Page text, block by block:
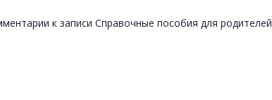
к записи Справочные пособия для родителей